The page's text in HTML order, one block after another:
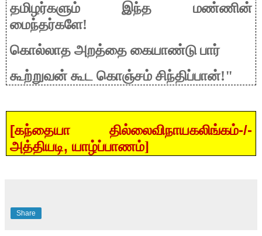
தமிழர்களும் இந்த மண்ணின்
மைந்தர்களே!
கொல்லாத அறத்தை கையாண்டு பார்
கூற்றுவன் கூட கொஞ்சம் சிந்திப்பான்!"
[கந்தையா தில்லைவிநாயகலிங்கம்-/-
அத்தியடி, யாழ்ப்பாணம்]
Share